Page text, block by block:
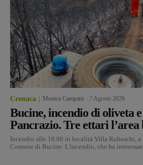
Cronaca Monica Campani 7 Agosto 2026
Bucine, incendio di oliveta e
Pancrazio. Tre ettari
Incendio alle 16.00 in località Villa Rubeschi, a
Comune di Bucine. L'incendio, che ha